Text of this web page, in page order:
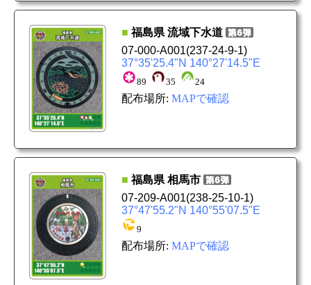
■ 福島県 流域下水道
07-000-A001(237-24-9-1)
37°35'25.4"N 140°27'14.5"E
89 35 24
配布場所: MAPで確認
■ 福島県 相馬市
07-209-A001(238-25-10-1)
37°47'55.2"N 140°55'07.5"E
9
配布場所: MAPで確認